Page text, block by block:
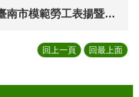
「勞工之光 感恩有您」臺南市模範勞工表揚暨勞資和諧優良企業頒獎
回上一頁 回最上面